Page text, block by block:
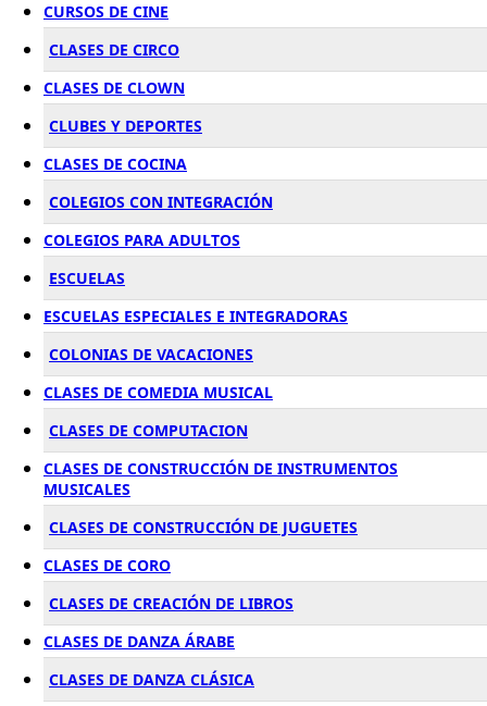
CURSOS DE CINE
CLASES DE CIRCO
CLASES DE CLOWN
CLUBES Y DEPORTES
CLASES DE COCINA
COLEGIOS CON INTEGRACIÓN
COLEGIOS PARA ADULTOS
ESCUELAS
ESCUELAS ESPECIALES E INTEGRADORAS
COLONIAS DE VACACIONES
CLASES DE COMEDIA MUSICAL
CLASES DE COMPUTACION
CLASES DE CONSTRUCCIÓN DE INSTRUMENTOS
MUSICALES
CLASES DE CONSTRUCCIÓN DE JUGUETES
CLASES DE CORO
CLASES DE CREACIÓN DE LIBROS
CLASES DE DANZA ÁRABE
CLASES DE DANZA CLÁSICA